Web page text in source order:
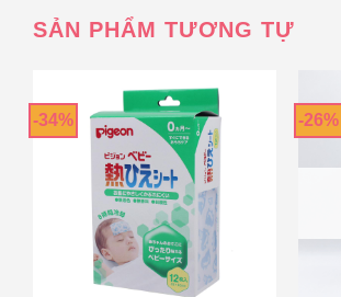
SẢN PHẨM TƯƠNG TỰ
-34% -26%